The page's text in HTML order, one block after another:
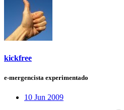
kickfree
e-mergencista experimentado
10 Jun 2009